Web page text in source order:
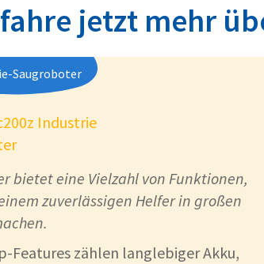
jetzt mehr
Saugroboter
Industrie
bietet eine Vielzahl von Funktionen,
zuverlässigen Helfer in großen
Features zählen langlebiger Akku,